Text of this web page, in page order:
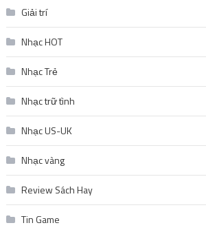
Giải trí
Nhạc HOT
Nhạc Trẻ
Nhạc trữ tình
Nhạc US-UK
Nhạc vàng
Review Sách Hay
Tin Game